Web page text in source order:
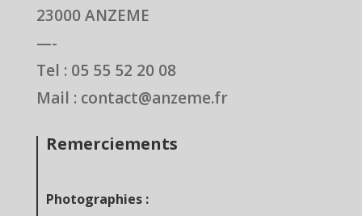
23000 ANZEME
—-
Tel : 05 55 52 20 08
Mail : contact@anzeme.fr
Remerciements
Photographies :